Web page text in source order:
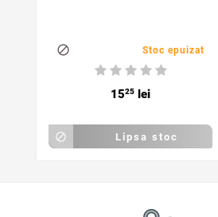
 Stoc epuizat
1525 lei
 Lipsa stoc